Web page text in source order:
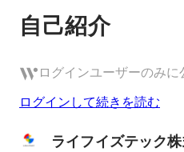
自己紹介
ログインユーザーのみに
ログインして続きを読む
ライフイズテック